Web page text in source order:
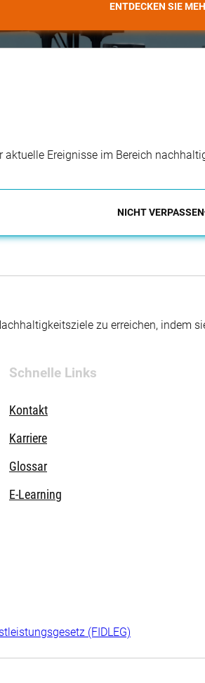
ENTDECKEN SIE
Ereignisse im Bereich
NICHT VERPASSEN
zu erreichen, indem
Schnelle Links
Kontakt
Karriere
Glossar
E-Learning
(FIDLEG)